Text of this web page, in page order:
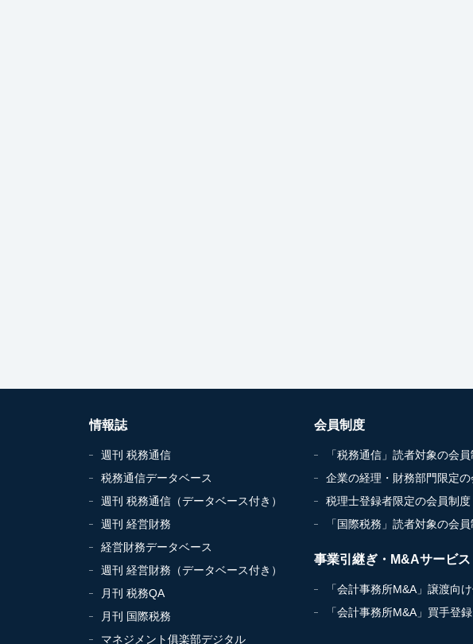
情報誌
週刊 税務通信
税務通信データベース
週刊 税務通信（データベース付き）
週刊 経営財務
経営財務データベース
週刊 経営財務（データベース付き）
月刊 税務QA
月刊 国際税務
マネジメント俱楽部デジタル
会員制度
「税務通信」読者対象の会
企業の経理・財務部門限定
税理士登録者限定の会員制度
「国際税務」読者対象の会
事業引継ぎ・M&Aサービス
「会計事務所M&A」譲渡向
「会計事務所M&A」買手登録